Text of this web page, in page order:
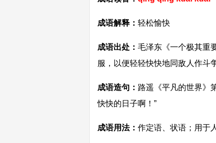
成语解释： 轻松愉快
成语出处： 毛泽东《一个极其重
服，以便轻轻快快地同敌人作斗
成语造句： 路遥《平凡的世界》
快快的日子啊！”
成语用法： 作定语、状语；用于